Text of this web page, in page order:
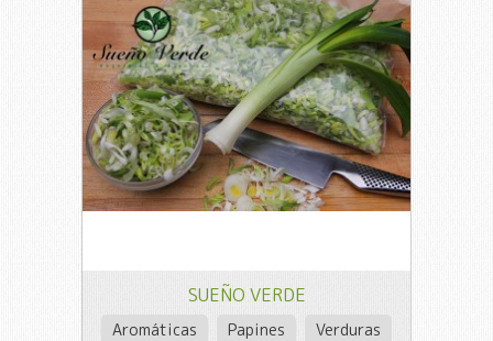
SUEÑO VERDE
Aromáticas Papines Verduras